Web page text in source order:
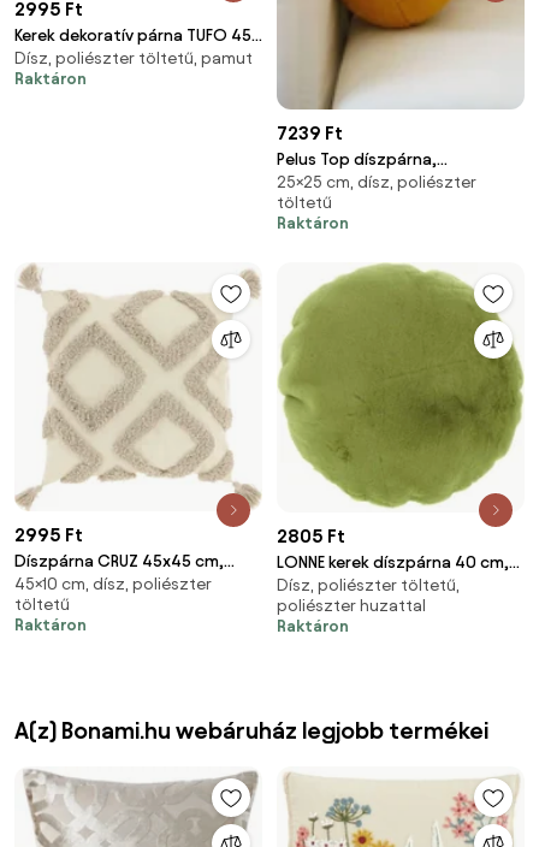
2995 Ft
Kerek dekoratív párna TUFO 45
cm, szürke
Dísz, poliészter töltetű, pamut
Raktáron
7239 Ft
Pelus Top díszpárna,
mustársárga
25×25 cm, dísz, poliészter
töltetű
Raktáron
2995 Ft
Díszpárna CRUZ 45x45 cm,
szürke
45×10 cm, dísz, poliészter
töltetű
Raktáron
2805 Ft
LONNE kerek díszpárna 40 cm,
zöld
Dísz, poliészter töltetű,
poliészter huzattal
Raktáron
A(z) Bonami.hu webáruház legjobb termékei